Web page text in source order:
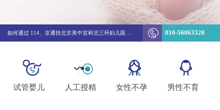
010-56063320
试管婴儿 人工授精 女性不孕 男性不育